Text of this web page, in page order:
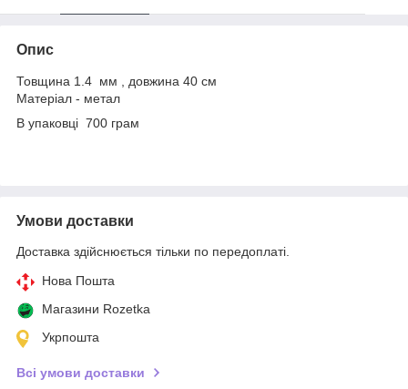
Опис
Товщина 1.4 мм , довжина 40 см
Матеріал - метал
В упаковці 700 грам
Умови доставки
Доставка здійснюється тільки по передоплаті.
Нова Пошта
Магазини Rozetka
Укрпошта
Всі умови доставки